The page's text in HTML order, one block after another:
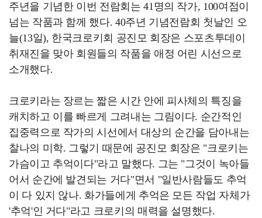
주년을 기념한 이번 전람회는 41명의 작가, 100여점이
넘는 작품과 함께 했다. 40주년 기념전람회 첫날인 오
늘(13일), 한국크로키회 공진모 회장은 스포츠투데이
취재진을 맞아 회원들의 작품을 애정 어린 시선으로
소개했다.
크로키라는 장르는 짧은 시간 안에 피사체의 특징을
캐치하고 이를 빠르게 그려내는 그림이다. 순간적인
집중력으로 작가의 시선에서 대상의 순간을 담아내는
찰나의 미학. 그렇기 때문에 공진모 회장은 "크로키는
가슴이고 추억이다"라고 말했다. 그는 "그것이 녹아들
어서 순간에 발견되는 거다"면서 "일반사람들도 추억
이 다 있지 않나. 화가들에게 추억은 모든 작업 자체가
'추억'인 거다"라고 크로키의 매력을 설명했다.